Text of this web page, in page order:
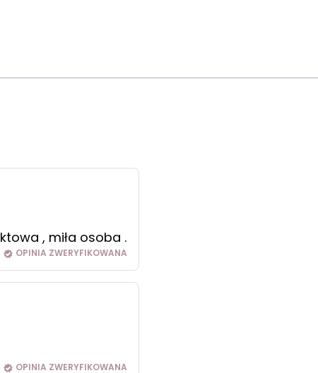
, miła osoba .
OPINIA ZWERYFIKOWANA
OPINIA ZWERYFIKOWANA